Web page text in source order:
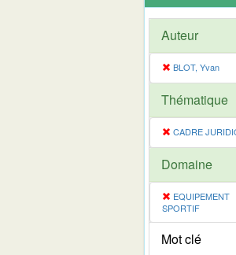
Auteur
BLOT, Yvan
Thématique
CADRE
Domaine
EQUIPEMENT
SPORTIF
Mot clé